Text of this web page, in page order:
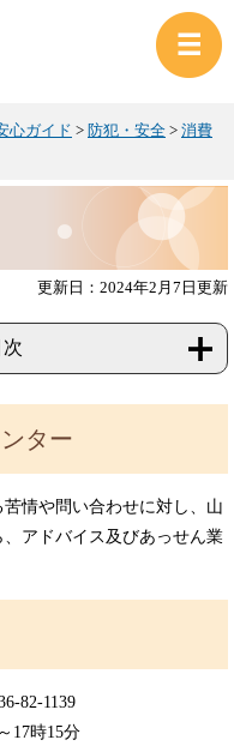
心ガイド > 防犯・安全 > 消費
更新日：2024年2月7日更新
ター
情や問い合わせに対し、山
アドバイス及びあっせん業
82-1139
17時15分